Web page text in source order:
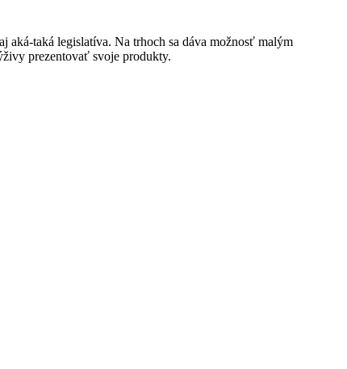
aká-taká legislatíva. Na trhoch sa dáva možnosť malým
prezentovať svoje produkty.